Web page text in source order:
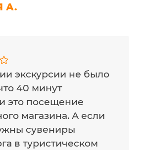
А.
экскурсии не было
40 минут
это посещение
магазина. А если
сувениры
в туристическом